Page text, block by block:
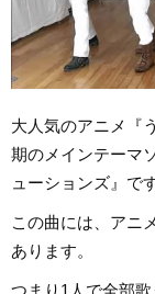
大人気のアニメ『
期のメインテーマ
ューションズ』です
この曲には、アニ
あります。